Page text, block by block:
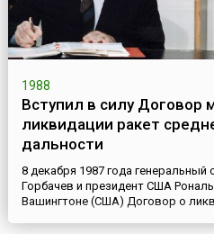
1988
Вступил в силу
ликвидации ракет
дальности
8 декабря 1987 года
Горбачев и президент США
Вашингтоне (США) Договор о